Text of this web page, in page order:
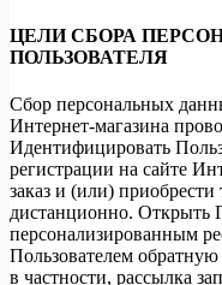
ЦЕЛИ СБОРА
ПОЛЬЗОВАТЕЛЯ
Сбор персональных
Интернет-магазина
Идентифицировать
регистрации на сайте
заказ и (или) приобрести
дистанционно. Открыть
персонализированным
Пользователем обратную
в частности, рассылка